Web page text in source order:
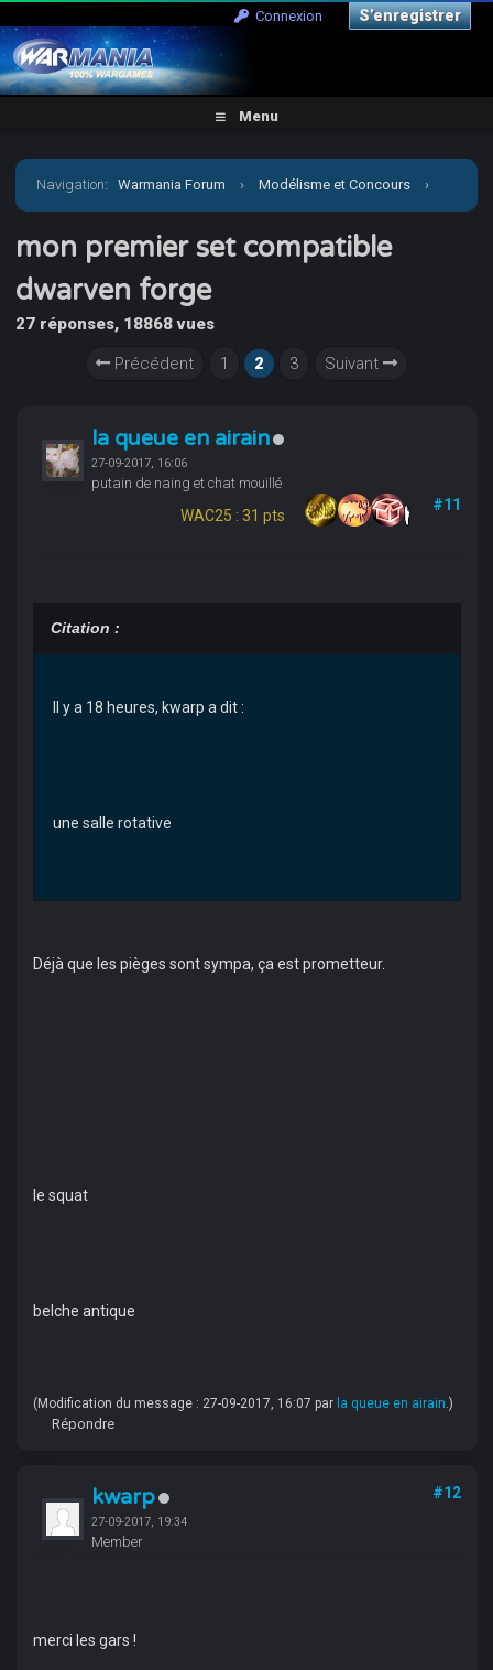
Connexion S’enregistrer
Menu
Navigation:Warmania Forum › Modélisme et Concours ›
Galerie › mon premier set compatible dwarven forge
mon premier set compatible
dwarven forge
27 réponses, 18868 vues
Précédent
1 2 3 Suivant
la queue en airain
27-09-2017, 16:06
putain de naing et chat mouillé
WAC25 : 31 pts
#11
Citation :
Il y a 18 heures, kwarp a dit :
une salle rotative
Déjà que les pièges sont sympa, ça est prometteur.
le squat
belche antique
(Modification du message : 27-09-2017, 16:07 par la queue en airain.)
Répondre
kwarp
27-09-2017, 19:34
Member
#12
merci les gars !